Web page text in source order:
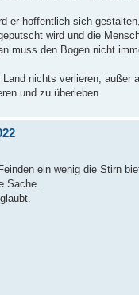
er hoffentlich sich
wird und die
muss den Bogen nicht
nichts verlieren,
und zu überleben.
ein wenig die Stirn
Sache.